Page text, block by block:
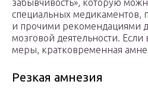
забывчивость», которую
специальных медикаментов,
и прочими рекомендациями
мозговой деятельности.
меры, кратковременная
Резкая амнезия